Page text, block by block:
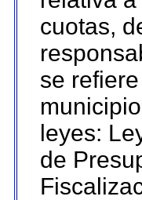
cuotas,
se
leyes:
de